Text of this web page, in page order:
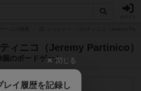
ィニコ（Jeremy Partinico）
個のボードゲーム
検索メニュー
閉じる
イ履歴を記録し